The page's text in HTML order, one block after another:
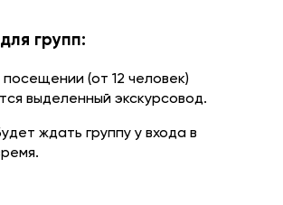
групп:
посещении (от 12 человек)
выделенный экскурсовод.
ждать группу у входа в